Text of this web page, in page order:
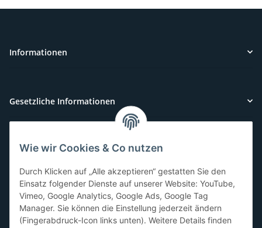
Informationen
Gesetzliche Informationen
Kundenservice
Sie benötigen Hilfe oder haben Fragen?
071-5355993
service@beamerlampe24.ch
Wie wir Cookies & Co nutzen
Durch Klicken auf „Alle akzeptieren“ gestatten Sie den
Einsatz folgender Dienste auf unserer Website: YouTube,
Vimeo, Google Analytics, Google Ads, Google Tag
Manager. Sie können die Einstellung jederzeit ändern
(Fingerabdruck-Icon links unten). Weitere Details finden